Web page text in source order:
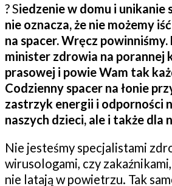
?Siedzenie w domu i unikanie
nie oznacza, że nie możemy
na spacer. Wręcz
minister zdrowia na porannej
prasowej i powie Wam tak
Codzienny spacer na łonie
zastrzyk energii i odporności
naszych dzieci, ale i także dla
Nie jesteśmy specjalistami
wirusologami, czy
nie latają w powietrzu. Tak